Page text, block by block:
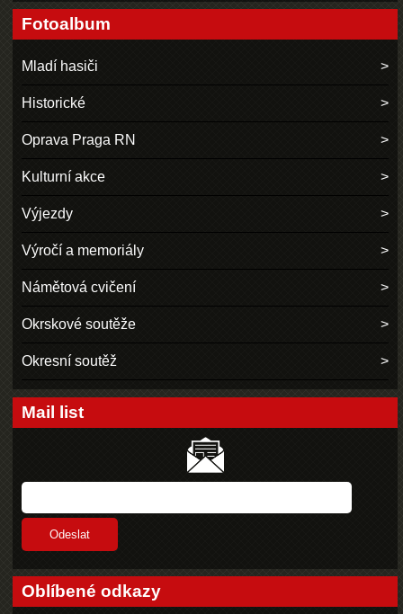
Fotoalbum
Mladí hasiči
Historické
Oprava Praga RN
Kulturní akce
Výjezdy
Výročí a memoriály
Námětová cvičení
Okrskové soutěže
Okresní soutěž
Mail list
Oblíbené odkazy